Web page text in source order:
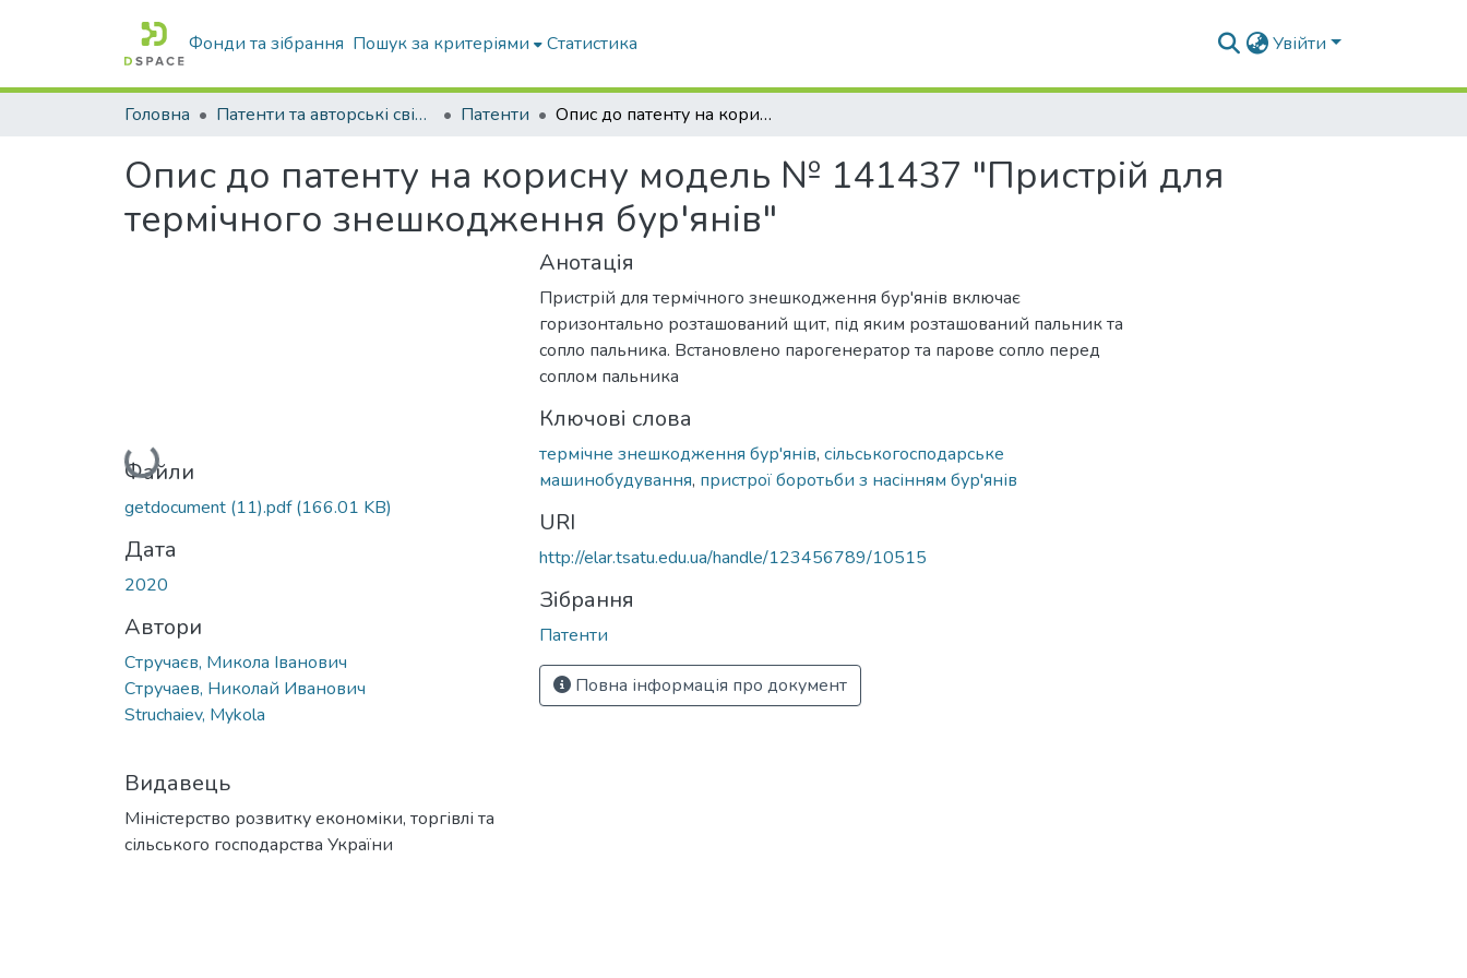
Фонди та зібрання Пошук за критеріями Статистика Увійти
Головна Патенти та авторські свідоцтва Патенти Опис до патенту на корисну модель № 141437 "Пристрій для термічного знешкодження бур'янів"
Опис до патенту на корисну модель № 141437 "Пристрій для
термічного знешкодження бур'янів"
Вантажиться...
Файли
getdocument (11).pdf(166.01 KB)
Дата
2020
Автори
Стручаєв, Микола Іванович
Стручаев, Николай Иванович
Struchaiev, Mykola
Видавець
Міністерство розвитку економіки, торгівлі та
сільського господарства України
Анотація
Пристрій для термічного знешкодження бур'янів включає
горизонтально розташований щит, під яким розташований пальник та
сопло пальника. Встановлено парогенератор та парове сопло перед
соплом пальника
Ключові слова
термічне знешкодження бур'янів, сільськогосподарське
машинобудування, пристрої боротьби з насінням бур'янів
URI
http://elar.tsatu.edu.ua/handle/123456789/10515
Зібрання
Патенти
Повна інформація про документ